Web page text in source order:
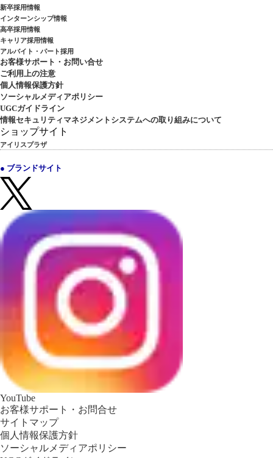
新卒採用情報
インターンシップ情報
高卒採用情報
キャリア採用情報
アルバイト・パート採用
お客様サポート・お問い合せ
ご利用上の注意
個人情報保護方針
ソーシャルメディアポリシー
UGCガイドライン
情報セキュリティマネジメントシステムへの取り組みについて
ショップサイト
アイリスプラザ
● ブランドサイト
YouTube
お客様サポート・お問合せ
サイトマップ
個人情報保護方針
ソーシャルメディアポリシー